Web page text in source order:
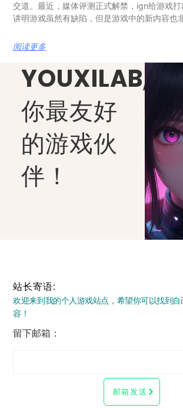
交道。最近，媒体评测正式解禁，ign给游戏打
讲明游戏虽然有缺陷，但是游戏中的新内容也
阅读更多
YOUXILAB,
你最友好
的游戏伙
伴！
站长寄语:
欢迎来到我的个人游戏站点，希望你可以找到
容！
留下邮箱：
邮箱发送